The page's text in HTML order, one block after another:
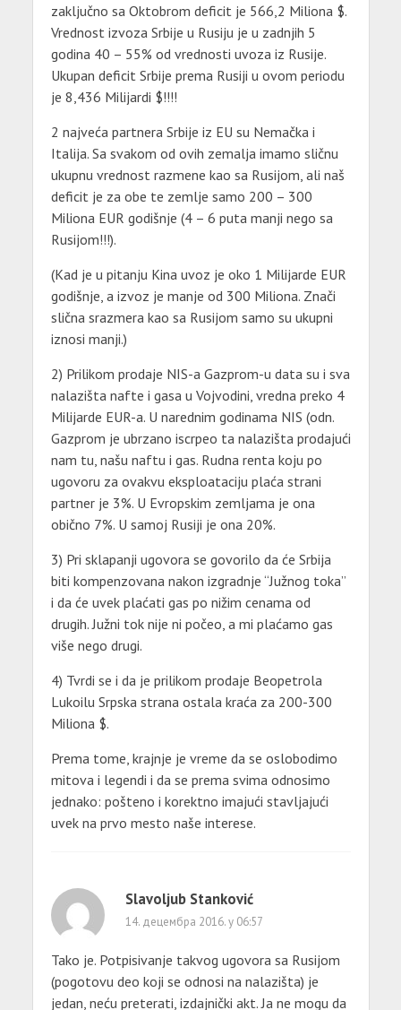
zaključno sa Oktobrom deficit je 566,2 Miliona $.
Vrednost izvoza Srbije u Rusiju je u zadnjih 5
godina 40 – 55% od vrednosti uvoza iz Rusije.
Ukupan deficit Srbije prema Rusiji u ovom periodu
je 8,436 Milijardi $!!!!
2 najveća partnera Srbije iz EU su Nemačka i
Italija. Sa svakom od ovih zemalja imamo sličnu
ukupnu vrednost razmene kao sa Rusijom, ali naš
deficit je za obe te zemlje samo 200 – 300
Miliona EUR godišnje (4 – 6 puta manji nego sa
Rusijom!!!).
(Kad je u pitanju Kina uvoz je oko 1 Milijarde EUR
godišnje, a izvoz je manje od 300 Miliona. Znači
slična srazmera kao sa Rusijom samo su ukupni
iznosi manji.)
2) Prilikom prodaje NIS-a Gazprom-u data su i sva
nalazišta nafte i gasa u Vojvodini, vredna preko 4
Milijarde EUR-a. U narednim godinama NIS (odn.
Gazprom je ubrzano iscrpeo ta nalazišta prodajući
nam tu, našu naftu i gas. Rudna renta koju po
ugovoru za ovakvu eksploataciju plaća strani
partner je 3%. U Evropskim zemljama je ona
obično 7%. U samoj Rusiji je ona 20%.
3) Pri sklapanji ugovora se govorilo da će Srbija
biti kompenzovana nakon izgradnje “Južnog toka”
i da će uvek plaćati gas po nižim cenama od
drugih. Južni tok nije ni počeo, a mi plaćamo gas
više nego drugi.
4) Tvrdi se i da je prilikom prodaje Beopetrola
Lukoilu Srpska strana ostala kraća za 200-300
Miliona $.
Prema tome, krajnje je vreme da se oslobodimo
mitova i legendi i da se prema svima odnosimo
jednako: pošteno i korektno imajući stavljajući
uvek na prvo mesto naše interese.
Slavoljub Stanković
14. децембра 2016. у 06:57
Tako je. Potpisivanje takvog ugovora sa Rusijom
(pogotovu deo koji se odnosi na nalazišta) je
jedan, neću preterati, izdajnički akt. Ja ne mogu da